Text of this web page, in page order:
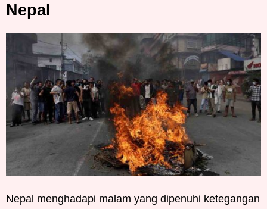
Nepal
Nepal menghadapi malam yang dipenuhi ketegangan